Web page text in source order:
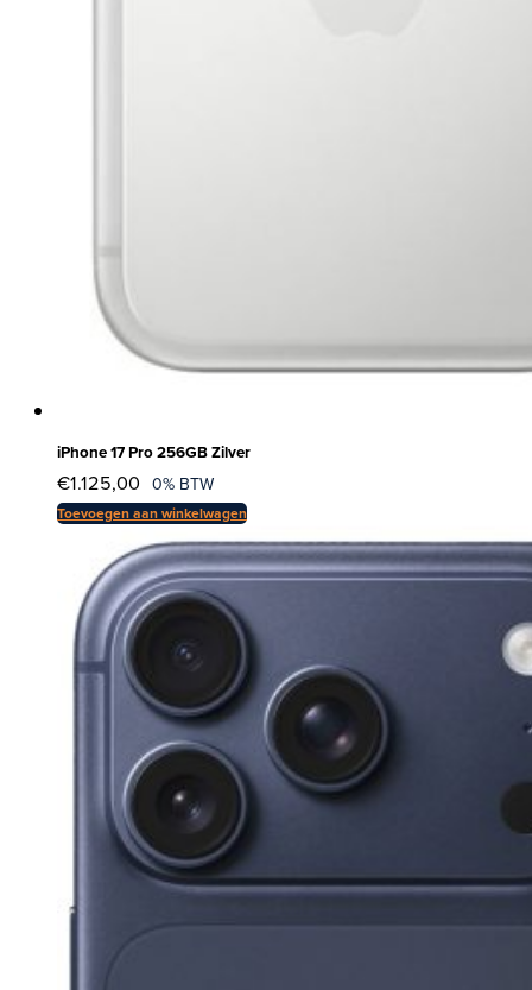
iPhone 17 Pro 256GB Zilver
€1.125,00 0% BTW
Toevoegen aan winkelwagen